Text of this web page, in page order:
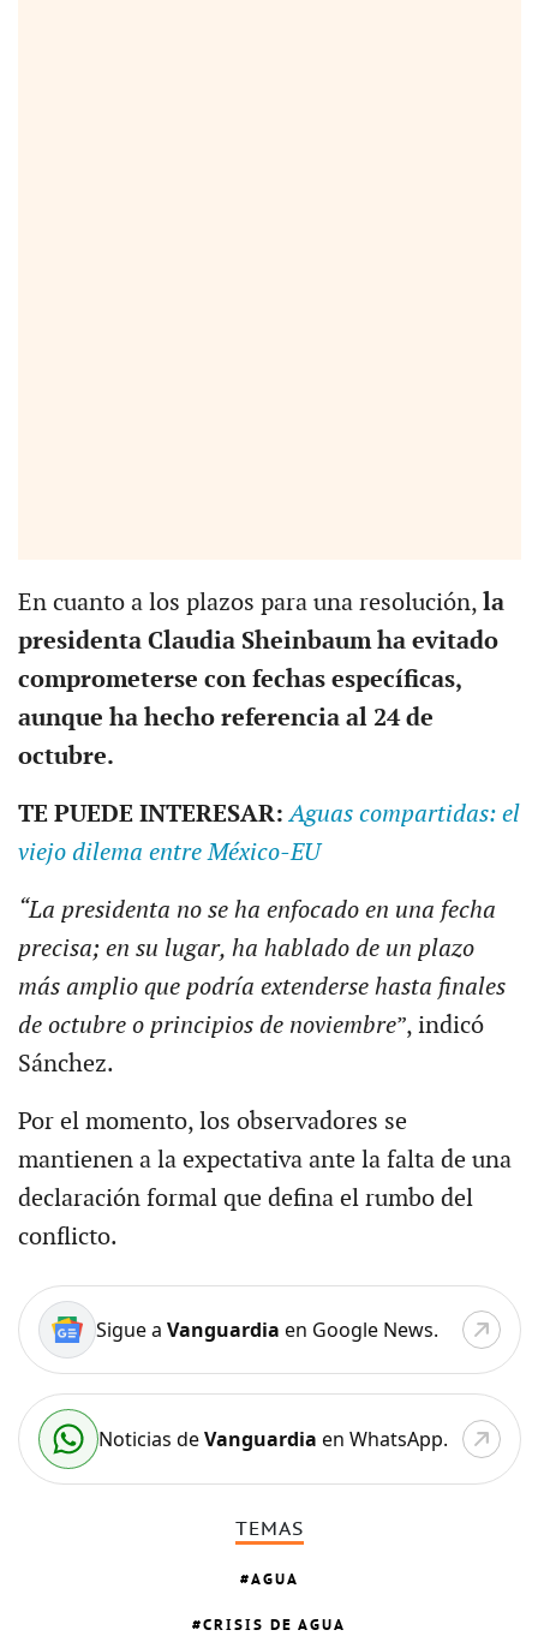
En cuanto a los plazos para una resolución, la
presidenta Claudia Sheinbaum ha evitado
comprometerse con fechas específicas,
aunque ha hecho referencia al 24 de
octubre.
TE PUEDE INTERESAR: Aguas compartidas: el
viejo dilema entre México-EU
“La presidenta no se ha enfocado en una fecha
precisa; en su lugar, ha hablado de un plazo
más amplio que podría extenderse hasta finales
de octubre o principios de noviembre”, indicó
Sánchez.
Por el momento, los observadores se
mantienen a la expectativa ante la falta de una
declaración formal que defina el rumbo del
conflicto.
Sigue a Vanguardia en Google News.
Noticias deVanguardia en WhatsApp.
TEMAS
AGUA
CRISIS DE AGUA